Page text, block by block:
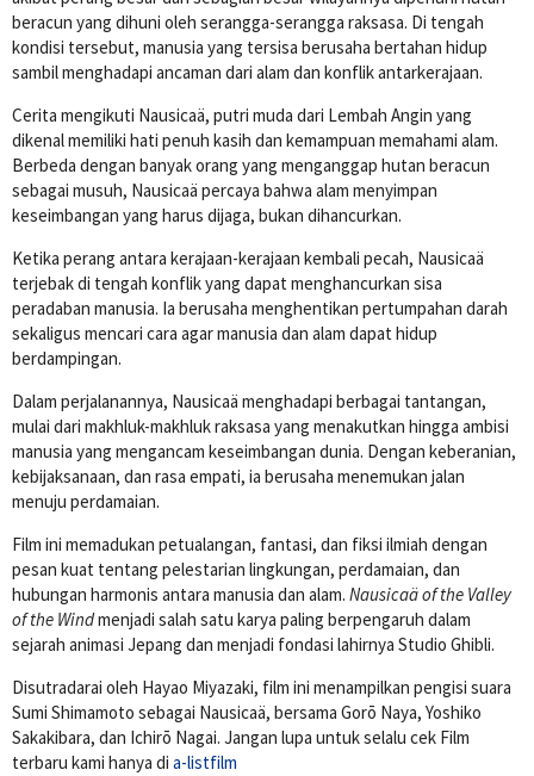
beracun yang dihuni oleh serangga-serangga raksasa. Di tengah
kondisi tersebut, manusia yang tersisa berusaha bertahan hidup
sambil menghadapi ancaman dari alam dan konflik antarkerajaan.
Cerita mengikuti Nausicaä, putri muda dari Lembah Angin yang
dikenal memiliki hati penuh kasih dan kemampuan memahami alam.
Berbeda dengan banyak orang yang menganggap hutan beracun
sebagai musuh, Nausicaä percaya bahwa alam menyimpan
keseimbangan yang harus dijaga, bukan dihancurkan.
Ketika perang antara kerajaan-kerajaan kembali pecah, Nausicaä
terjebak di tengah konflik yang dapat menghancurkan sisa
peradaban manusia. Ia berusaha menghentikan pertumpahan darah
sekaligus mencari cara agar manusia dan alam dapat hidup
berdampingan.
Dalam perjalanannya, Nausicaä menghadapi berbagai tantangan,
mulai dari makhluk-makhluk raksasa yang menakutkan hingga ambisi
manusia yang mengancam keseimbangan dunia. Dengan keberanian,
kebijaksanaan, dan rasa empati, ia berusaha menemukan jalan
menuju perdamaian.
Film ini memadukan petualangan, fantasi, dan fiksi ilmiah dengan
pesan kuat tentang pelestarian lingkungan, perdamaian, dan
hubungan harmonis antara manusia dan alam. Nausicaä of the Valley
of the Windmenjadi salah satu karya paling berpengaruh dalam
sejarah animasi Jepang dan menjadi fondasi lahirnya Studio Ghibli.
Disutradarai oleh Hayao Miyazaki, film ini menampilkan pengisi suara
Sumi Shimamoto sebagai Nausicaä, bersama Gorō Naya, Yoshiko
Sakakibara, dan Ichirō Nagai. Jangan lupa untuk selalu cek Film
terbaru kami hanya di a-listfilm